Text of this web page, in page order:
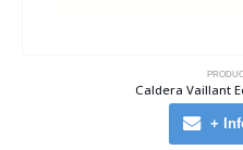
Caldera Vaillant
+